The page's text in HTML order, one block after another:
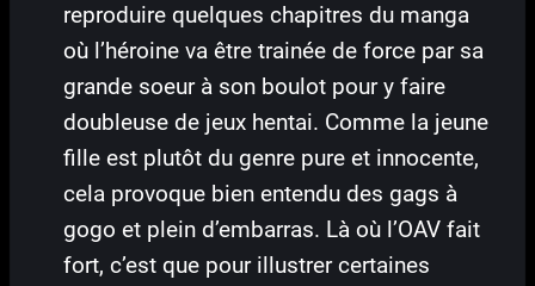
reproduire quelques chapitres du manga
où l’héroine va être trainée de force par sa
grande soeur à son boulot pour y faire
doubleuse de jeux hentai. Comme la jeune
fille est plutôt du genre pure et innocente,
cela provoque bien entendu des gags à
gogo et plein d’embarras. Là où l’OAV fait
fort, c’est que pour illustrer certaines